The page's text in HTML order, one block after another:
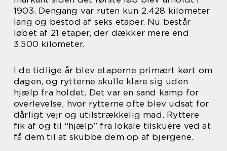
1903. Dengang var ruten kun 2.428 kilometer
lang og bestod af seks etaper. Nu består
løbet af 21 etaper, der dækker mere end
3.500 kilometer.
I de tidlige år blev etaperne primært kørt om
dagen, og rytterne skulle klare sig uden
hjælp fra holdet. Det var en sand kamp for
overlevelse, hvor rytterne ofte blev udsat for
dårligt vejr og utilstrækkelig mad. Ryttere
fik af og til “hjælp” fra lokale tilskuere ved at
få dem til at skubbe dem op af bjergene.